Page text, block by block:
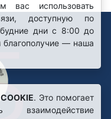
вас использовать
доступную по
дни с 8:00 до
— наша
COOKIE. Это помогает
взаимодействие